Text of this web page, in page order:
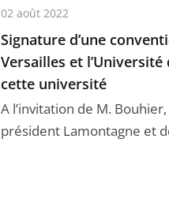
Signature d’une
Versailles et l’Université
cette université
A l’invitation de M.
président Lamontagne et
02 août 2022